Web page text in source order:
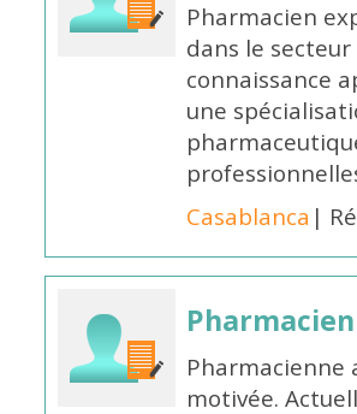
Pharmacien
dans le
connaissance
une
Casablanca |
Pharmacienne
motivée.